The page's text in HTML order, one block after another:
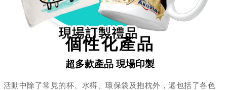
個性化產品
超多款產品 現場印製
活動中除了常見的杯、水樽、環保袋及抱枕外，還包括了各色